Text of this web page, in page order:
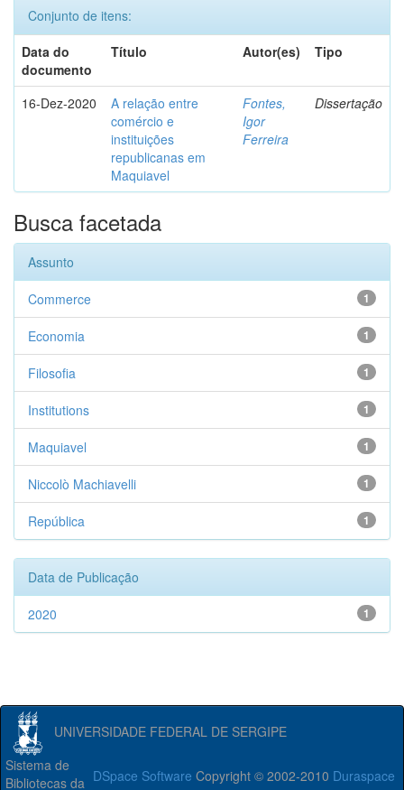
Conjunto de itens:
Data do
documento
Título Autor(es) Tipo
16-Dez-2020
A relação entre
comércio e
instituições
republicanas em
Maquiavel
Fontes,
Igor
Ferreira
Dissertação
Busca facetada
Assunto
1
Commerce
1
Economia
1
Filosofia
1
Institutions
1
Maquiavel
1
Niccolò Machiavelli
1
República
Data de Publicação
1
2020
UNIVERSIDADE FEDERAL DE SERGIPE
DSpace Software Copyright © 2002-2010 Duraspace
Sistema de
Bibliotecas da